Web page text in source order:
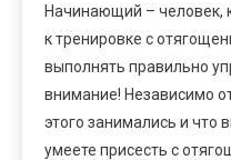
Начинающий – человек,
к тренировке с
выполнять правильно
внимание! Независимо
этого занимались и что
умеете присесть с